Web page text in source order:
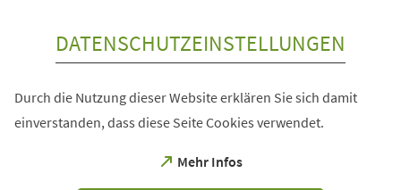
DATENSCHUTZEINSTELLUNGEN
Durch die Nutzung dieser Website erklären Sie sich damit
einverstanden, dass diese Seite Cookies verwendet.
Mehr Infos
(Öffnet